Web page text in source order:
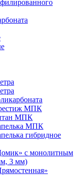
МПК
МПК
МПК
гибридное
с монолитным
3 мм)